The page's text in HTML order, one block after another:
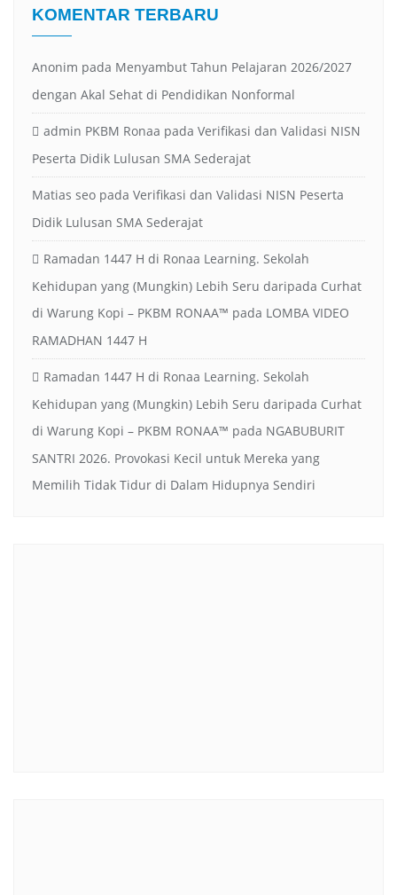
KOMENTAR TERBARU
Anonim pada Menyambut Tahun Pelajaran 2026/2027
dengan Akal Sehat di Pendidikan Nonformal
admin PKBM Ronaa pada Verifikasi dan Validasi NISN
Peserta Didik Lulusan SMA Sederajat
Matias seo pada Verifikasi dan Validasi NISN Peserta
Didik Lulusan SMA Sederajat
Ramadan 1447 H di Ronaa Learning. Sekolah
Kehidupan yang (Mungkin) Lebih Seru daripada Curhat
di Warung Kopi – PKBM RONAA™ pada LOMBA VIDEO
RAMADHAN 1447 H
Ramadan 1447 H di Ronaa Learning. Sekolah
Kehidupan yang (Mungkin) Lebih Seru daripada Curhat
di Warung Kopi – PKBM RONAA™ pada NGABUBURIT
SANTRI 2026. Provokasi Kecil untuk Mereka yang
Memilih Tidak Tidur di Dalam Hidupnya Sendiri